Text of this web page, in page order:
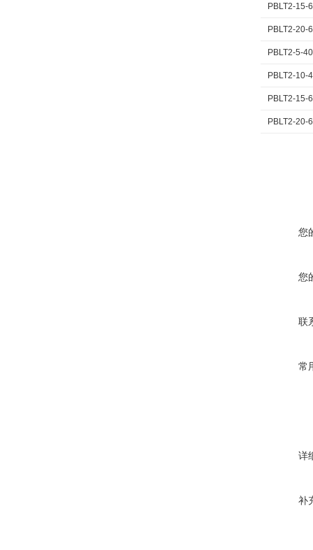
PBLT2-15-
PBLT2-20-
PBLT2-5-
PBLT2-10-
PBLT2-15-
PBLT2-20-
您
您
联
常
详
补